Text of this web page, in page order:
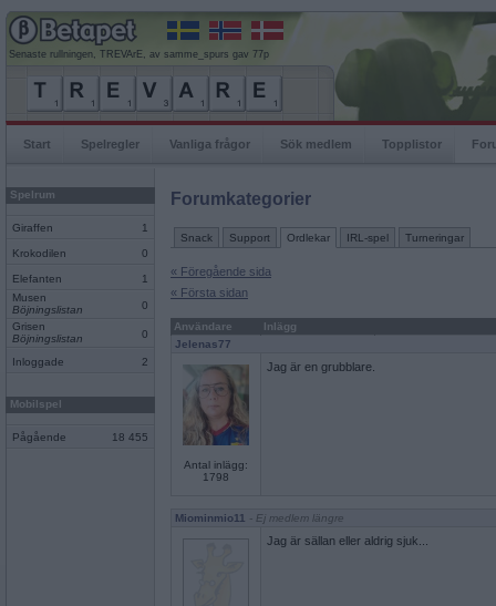
Senaste rullningen, TREVArE, av samme_spurs gav 77p
Start Spelregler Vanliga frågor Sök medlem Topplistor
Spelrum
Giraffen 1
Krokodilen 0
Elefanten
1
Musen
Böjningslistan
0
Grisen
Böjningslistan
0
Inloggade 2
Mobilspel
Pågående 18 455
Forumkategorier
Snack Support Ordlekar IRL-spel Turneringar
« Föregående sida
« Första sidan
Användare
Inlägg
Jelenas77
Antal inlägg:
1798
Jag är en grubblare.
Miominmio11 - Ej medlem längre
Jag är sällan eller aldrig sjuk...